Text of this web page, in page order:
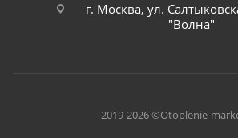
г. Москва, ул.
"Волна"
2019-2026 ©Otoplenie-